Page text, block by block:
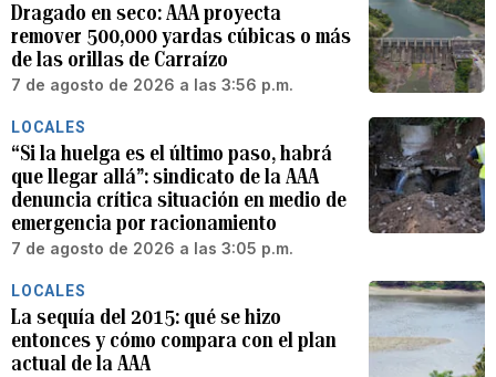
Dragado en seco: AAA proyecta
remover 500,000 yardas cúbicas o más
de las orillas de Carraízo
7 de agosto de 2026 a las 3:56 p.m.
LOCALES
“Si la huelga es el último paso, habrá
que llegar allá”: sindicato de la AAA
denuncia crítica situación en medio de
emergencia por racionamiento
7 de agosto de 2026 a las 3:05 p.m.
LOCALES
La sequía del 2015: qué se hizo
entonces y cómo compara con el plan
actual de la AAA